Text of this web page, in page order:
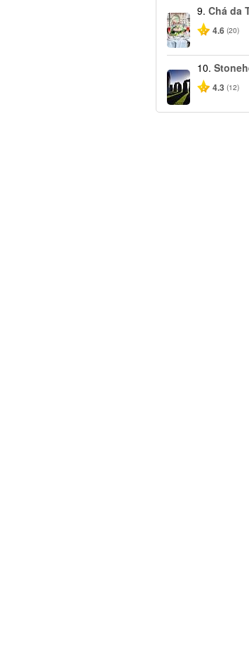
9. Chá da
4.6 (20)
10.
4.3 (12)